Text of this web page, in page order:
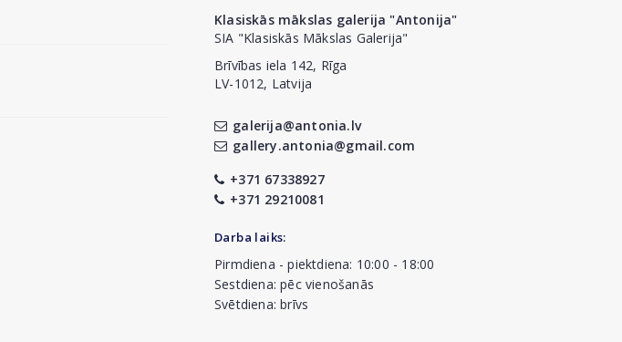
Klasiskās mākslas galerija "Antonija"
SIA "Klasiskās Mākslas Galerija"
Brīvības iela 142, Rīga
LV-1012, Latvija
galerija@antonia.lv
gallery.antonia@gmail.com
+371 67338927
+371 29210081
Darba laiks:
Pirmdiena - piektdiena: 10:00 - 18:00
Sestdiena: pēc vienošanās
Svētdiena: brīvs